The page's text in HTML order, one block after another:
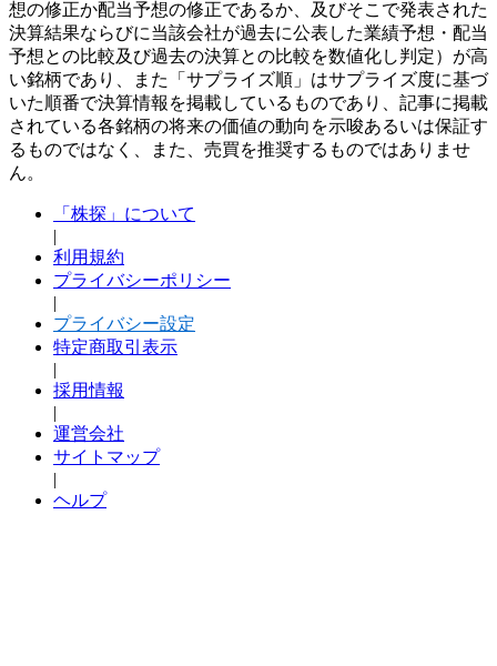
想の修正か配当予想の修正であるか、及びそこで発表された
決算結果ならびに当該会社が過去に公表した業績予想・配当
予想との比較及び過去の決算との比較を数値化し判定）が高
い銘柄であり、また「サプライズ順」はサプライズ度に基づ
いた順番で決算情報を掲載しているものであり、記事に掲載
されている各銘柄の将来の価値の動向を示唆あるいは保証す
るものではなく、また、売買を推奨するものではありませ
ん。
「株探」について
|
利用規約
プライバシーポリシー
|
プライバシー設定
特定商取引表示
|
採用情報
|
運営会社
サイトマップ
|
ヘルプ